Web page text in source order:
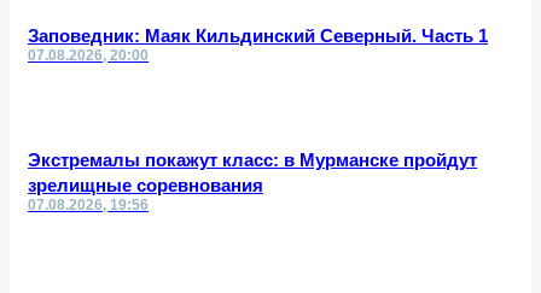
Заповедник: Маяк Кильдинский Северный. Часть 1
07.08.2026, 20:00
Экстремалы покажут класс: в Мурманске пройдут
зрелищные соревнования
07.08.2026, 19:56